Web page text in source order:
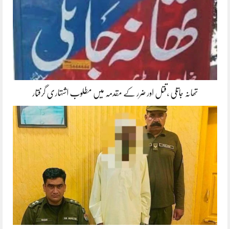
تھانہ جاتلی ،قتل اور ضرر کے مقدمہ میں مطلوب اشتہاری گرفتار